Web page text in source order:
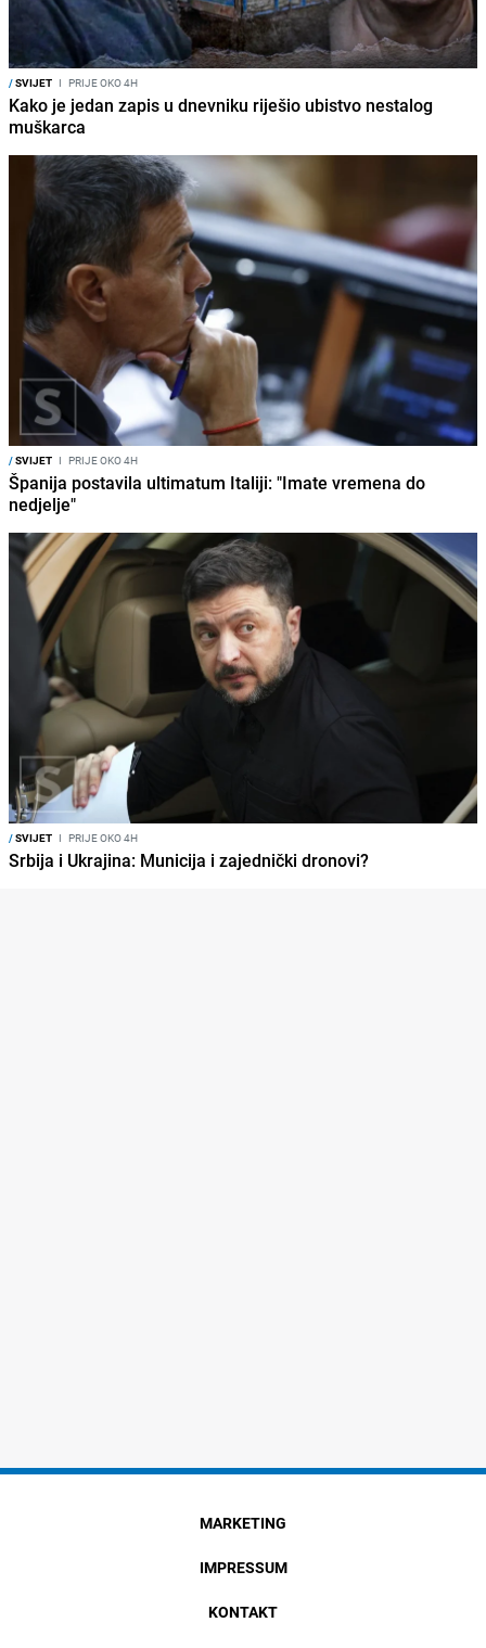
/SVIJET I PRIJE OKO 4H
Kako je jedan zapis u dnevniku riješio ubistvo nestalog
muškarca
/SVIJET I PRIJE OKO 4H
Španija postavila ultimatum Italiji: "Imate vremena do
nedjelje"
/SVIJET I PRIJE OKO 4H
Srbija i Ukrajina: Municija i zajednički dronovi?
MARKETING
IMPRESSUM
KONTAKT